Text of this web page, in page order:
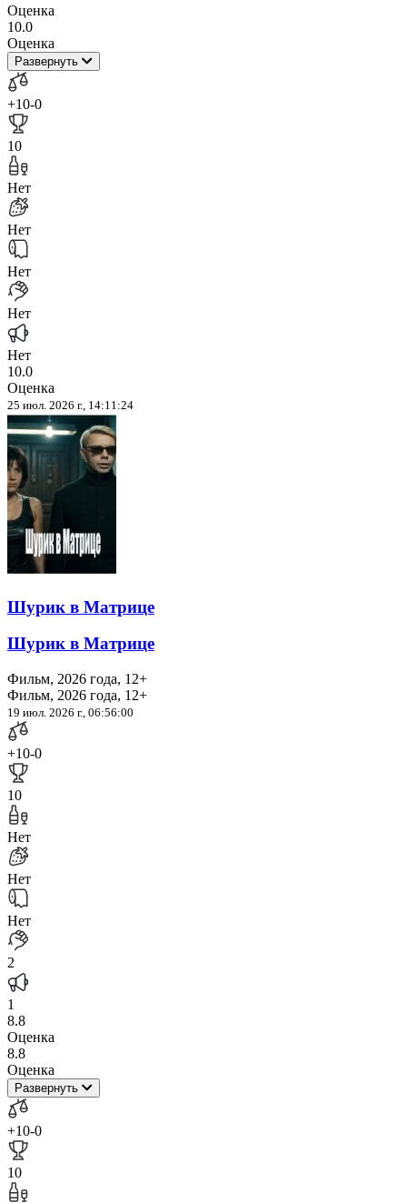
Оценка
10.0
Оценка
Развернуть
+10-0
10
Нет
Нет
Нет
Нет
Нет
10.0
Оценка
25 июл. 2026 г., 14:11:24
Шурик в Матрице
Шурик в Матрице
Фильм, 2026 года, 12+
Фильм, 2026 года, 12+
19 июл. 2026 г., 06:56:00
+10-0
10
Нет
Нет
Нет
2
1
8.8
Оценка
8.8
Оценка
Развернуть
+10-0
10